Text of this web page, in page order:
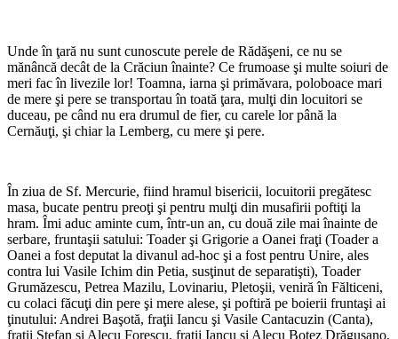
Unde în ţară nu sunt cunoscute pe­rele de Rădăşeni, ce nu se
mănâncă decât de la Crăciun înainte? Ce frumoase şi multe soiuri de
meri fac în livezile lor! Toamna, iarna şi primăvara, poloboace mari
de mere şi pere se transportau în toată ţara, mulţi din locuitori se
duceau, pe când nu era drumul de fier, cu carele lor până la
Cernăuţi, şi chiar la Lemberg, cu mere şi pere.
În ziua de Sf. Mercurie, fiind hramul bisericii, locuitorii pregătesc
masa, bucate pentru preoţi şi pentru mulţi din musa­firii poftiţi la
hram. Îmi aduc aminte cum, într-un an, cu două zile mai înainte de
ser­bare, fruntaşii satului: Toader şi Grigorie a Oanei fraţi (Toader a
Oanei a fost de­putat la divanul ad-hoc şi a fost pentru Unire, ales
contra lui Vasile Ichim din Petia, susţinut de separatişti), Toader
Grumăzescu, Petrea Mazilu, Lovinariu, Pletoşii, veniră în Fălticeni,
cu colaci făcuţi din pere şi mere alese, şi poftiră pe boierii frun­taşi ai
ţinutului: Andrei Başotă, fraţii Iancu şi Vasile Cantacuzin (Canta),
fraţii Ştefan şi Alecu Forescu, fraţii Iancu şi Alecu Botez Drăguşano,